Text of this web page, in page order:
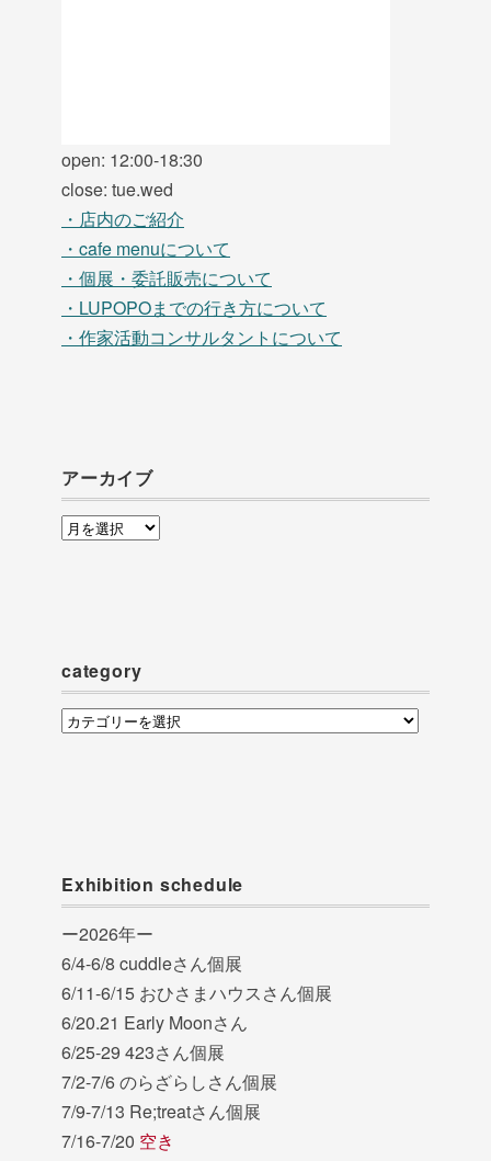
open: 12:00-18:30
close: tue.wed
・店内のご紹介
・cafe menuについて
・個展・委託販売について
・LUPOPOまでの行き方について
・作家活動コンサルタントについて
アーカイブ
ア
category
category
Exhibition schedule
ー2026年ー
6/4-6/8 cuddleさん個展
6/11-6/15 おひさまハウスさん個展
6/20.21 Early Moonさん
6/25-29 423さん個展
7/2-7/6 のらざらしさん個展
7/9-7/13 Re;treatさん個展
7/16-7/20 空き